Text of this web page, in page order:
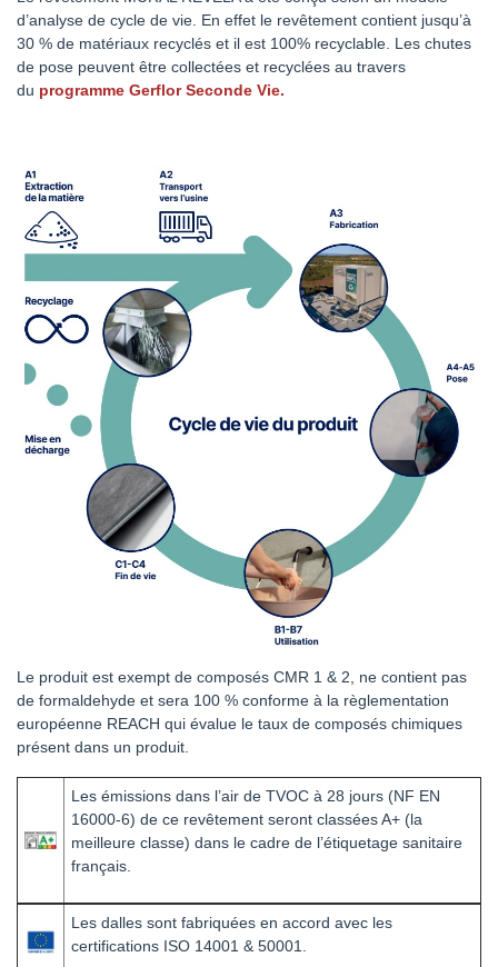
d’analyse de cycle de vie. En effet le revêtement contient jusqu’à
30 % de matériaux recyclés et il est 100% recyclable. Les chutes
de pose peuvent être collectées et recyclées au travers
du programme Gerflor Seconde Vie.
Le produit est exempt de composés CMR 1 & 2, ne contient pas
de formaldehyde et sera 100 % conforme à la règlementation
européenne REACH qui évalue le taux de composés chimiques
présent dans un produit.
Les émissions dans l’air de TVOC à 28 jours (NF EN
16000-6) de ce revêtement seront classées A+ (la
meilleure classe) dans le cadre de l’étiquetage sanitaire
français.
Les dalles sont fabriquées en accord avec les
certifications ISO 14001 & 50001.